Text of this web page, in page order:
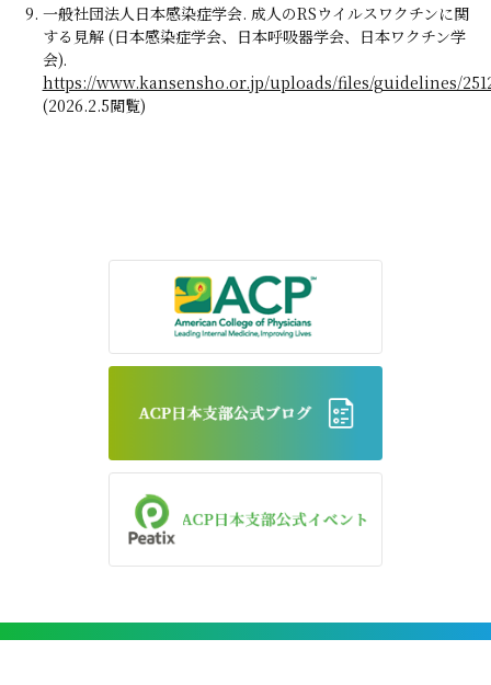
一般社団法人日本感染症学会. 成人のRSウイルスワクチンに関
する見解 (日本感染症学会、日本呼吸器学会、日本ワクチン学
会).
https://www.kansensho.or.jp/uploads/files/guidelines/
(2026.2.5閲覧)